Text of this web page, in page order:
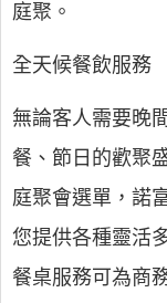
庭聚。
全天候餐飲服務
無論客人需要晚
餐、節日的歡聚
庭聚會選單，諾
您提供各種靈活
餐桌服務可為商